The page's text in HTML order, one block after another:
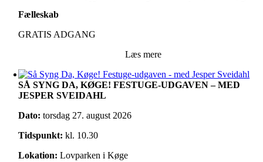
Fælleskab
GRATIS ADGANG
Læs mere
SÅ SYNG DA, KØGE! FESTUGE-UDGAVEN – MED
JESPER SVEIDAHL
Dato: torsdag 27. august 2026
Tidspunkt: kl. 10.30
Lokation:Lovparken i Køge